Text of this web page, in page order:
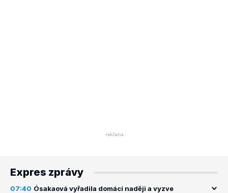
Expres zprávy
07:40 Ósakaová vyřadila domácí naději a vyzve